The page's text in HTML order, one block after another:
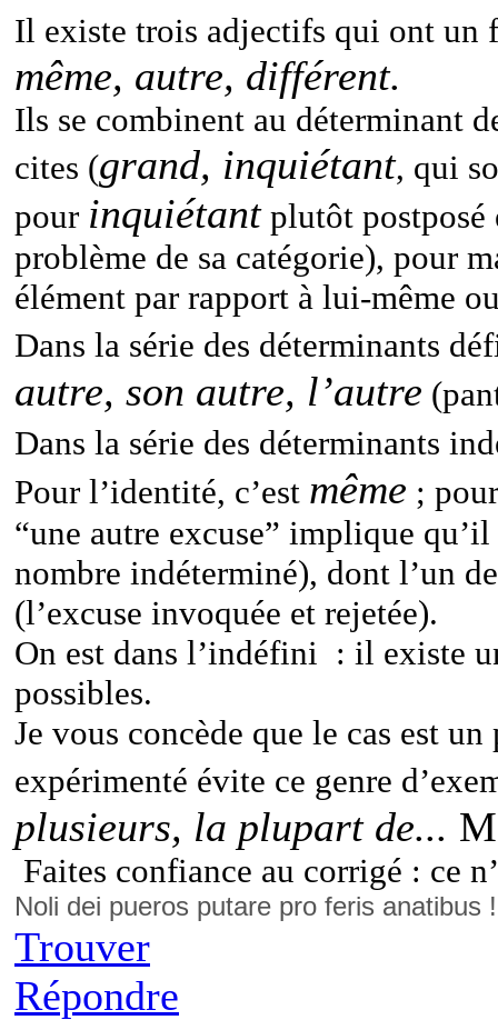
Il existe trois adjectifs qui ont un
même, autre, différent.
Ils se combinent au déterminant
cites (grand, inquiétant, qui
pour inquiétantplutôt postposé
problème de sa catégorie), pour
élément par rapport à lui-même
Dans la série des déterminants
autre, son autre, l’autre
Dans la série des déterminants
Pour l’identité, c’est même ;
“une autre excuse” implique
nombre indéterminé), dont l’un
(l’excuse invoquée et rejetée).
On est dans l’indéfini : il existe
possibles.
Je vous concède que le cas est
expérimenté évite ce genre
plusieurs, la plupart de...
Faites confiance au corrigé : ce
Noli dei pueros putare pro feris anatibus
Trouver
Répondre